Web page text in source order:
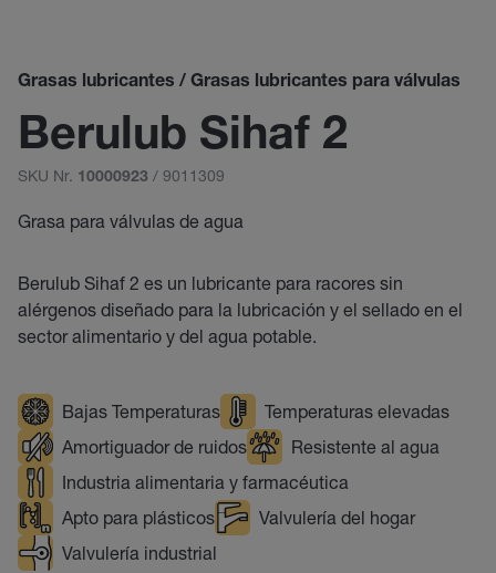
Grasas lubricantes / Grasas lubricantes para válvulas
Berulub Sihaf 2
SKU Nr. 10000923 / 9011309
Grasa para válvulas de agua
Berulub Sihaf 2 es un lubricante para racores sin
alérgenos diseñado para la lubricación y el sellado en el
sector alimentario y del agua potable.
Bajas Temperaturas
Temperaturas elevadas
Amortiguador de ruidos
Resistente al agua
Industria alimentaria y farmacéutica
Apto para plásticos
Valvulería del hogar
Valvulería industrial